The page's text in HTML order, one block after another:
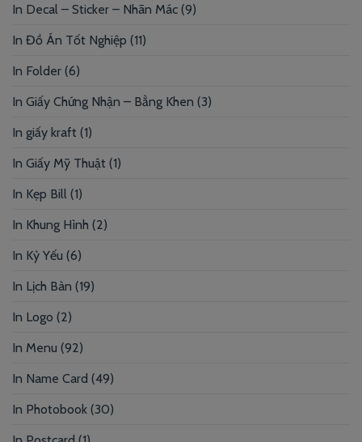
In Decal – Sticker – Nhãn Mác (9)
In Đồ Án Tốt Nghiệp (11)
In Folder (6)
In Giấy Chứng Nhận – Bằng Khen (3)
In giấy kraft (1)
In Giấy Mỹ Thuật (1)
In Kẹp Bill (1)
In Khung Hình (2)
In Kỷ Yếu (6)
In Lịch Bàn (19)
In Logo (2)
In Menu (92)
In Name Card (49)
In Photobook (30)